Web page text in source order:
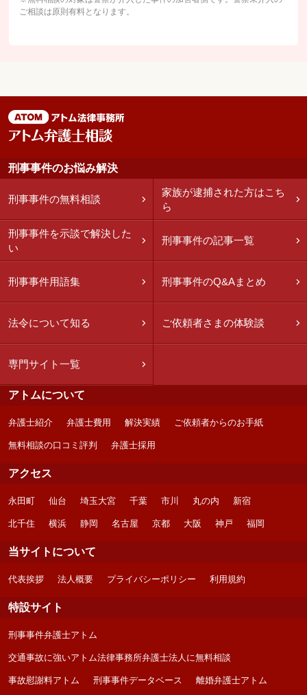
ご相談は原則有料となります。
刑事事件のお悩み解決
刑事事件の無料相談
家族が逮捕された方はこち
ら
刑事事件を示談で解決した
い
刑事事件の記事一覧
刑事事件用語集 刑事事件のQ&Aまとめ
法令について知る ご依頼者さまの体験談
専門サイト一覧
アトムについて
弁護士紹介 弁護士費用 解決実績 ご依頼者からのお手紙
無料相談の口コミ評判 弁護士採用
アクセス
永田町 仙台 埼玉大宮 千葉 市川 丸の内 新宿
北千住 横浜 静岡 名古屋 京都 大阪 神戸 福岡
当サイトについて
代表挨拶 法人概要 プライバシーポリシー 利用規約
特設サイト
刑事事件弁護士アトム
交通事故に強いアトム法律事務所弁護士法人に無料相談
事故慰謝料アトム 刑事事件データベース 離婚弁護士アトム